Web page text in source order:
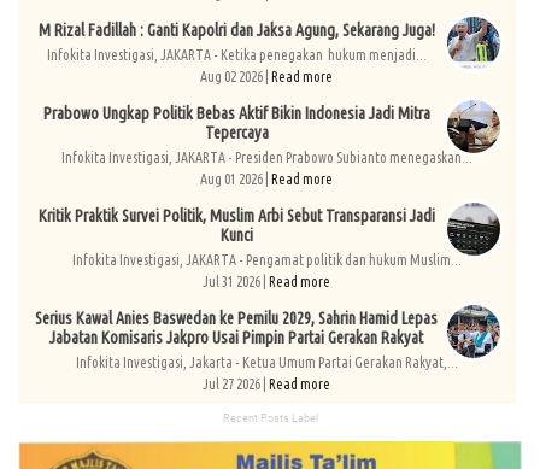
M Rizal Fadillah : Ganti Kapolri dan Jaksa Agung, Sekarang Juga!
Infokita Investigasi, JAKARTA - Ketika penegakan hukum menjadi...
Aug 02 2026 | Read more
Prabowo Ungkap Politik Bebas Aktif Bikin Indonesia Jadi Mitra
Tepercaya
Infokita Investigasi, JAKARTA - Presiden Prabowo Subianto menegaskan...
Aug 01 2026 | Read more
Kritik Praktik Survei Politik, Muslim Arbi Sebut Transparansi Jadi
Kunci
Infokita Investigasi, JAKARTA - Pengamat politik dan hukum Muslim...
Jul 31 2026 | Read more
Serius Kawal Anies Baswedan ke Pemilu 2029, Sahrin Hamid Lepas
Jabatan Komisaris Jakpro Usai Pimpin Partai Gerakan Rakyat
Infokita Investigasi, Jakarta - Ketua Umum Partai Gerakan Rakyat,...
Jul 27 2026 | Read more
Recent Posts Label